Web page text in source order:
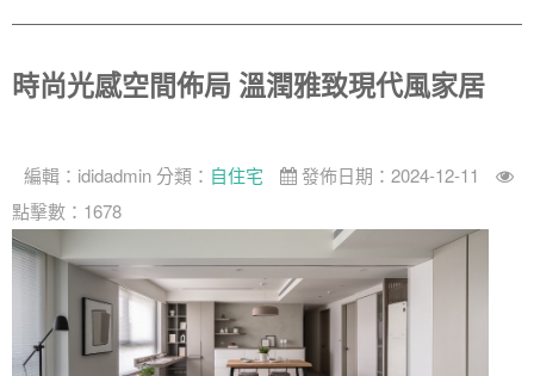
時尚光感空間佈局 溫潤雅致現代風家居
編輯： ididadmin 分類： 自住宅
發佈日期：2024-12-11
點擊數：1678
美式